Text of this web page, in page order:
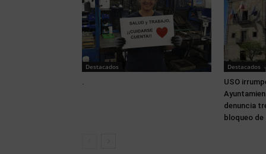
Destacados
.
Destacados
USO
denuncia
bloqueo